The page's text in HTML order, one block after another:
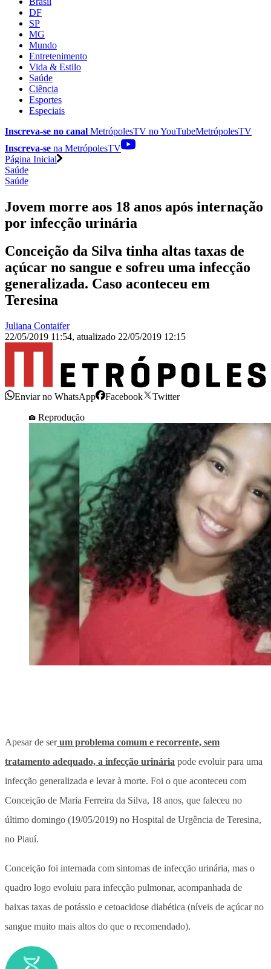
DF
SP
MG
Mundo
Entretenimento
Vida & Estilo
Saúde
Ciência
Esportes
Especiais
Inscreva-se no canal MetrópolesTV noYouTubeMetrópolesTV
Inscreva-se na MetrópolesTV
Página Inicial
Saúde
Saúde
Jovem morre aos 18 anos após internação
por infecção urinária
Conceição da Silva tinha altas taxas de
açúcar no sangue e sofreu uma infecção
generalizada. Caso aconteceu em
Teresina
Juliana Contaifer
22/05/2019 11:54, atualizado 22/05/2019 12:15
Enviar no WhatsApp Facebook
Twitter
Reprodução
Apesar de serum problema comum e recorrente, sem
tratamento adequado, a infecção urinária pode evoluir para uma
infecção generalizada e levar à morte. Foi o que aconteceu com
Conceição de Maria Ferreira da Silva, 18 anos, que faleceu no
último domingo (19/05/2019) no Hospital de Urgência de Teresina,
no Piauí.
Conceição foi internada com sintomas de infecção urinária, mas o
quadro logo evoluiu para infecção pulmonar, acompanhada de
baixas taxas de potássio e cetoacidose diabética (níveis de açúcar no
sangue muito mais altos do que o recomendado).